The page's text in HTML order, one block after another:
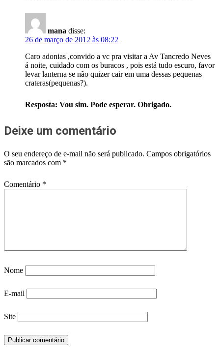
mana disse:
26 de março de 2012 às 08:22
Caro adonias ,convido a vc pra visitar a Av Tancredo Neves
á noite, cuidado com os buracos , pois está tudo escuro, favor
levar lanterna se não quizer cair em uma dessas pequenas
crateras(pequenas?).
Resposta: Vou sim. Pode esperar. Obrigado.
Deixe um comentário
O seu endereço de e-mail não será publicado. Campos obrigatórios
são marcados com *
Comentário *
Nome
E-mail
Site